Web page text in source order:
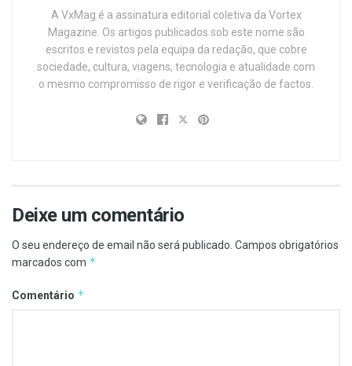
A VxMag é a assinatura editorial coletiva da Vortex
Magazine. Os artigos publicados sob este nome são
escritos e revistos pela equipa da redação, que cobre
sociedade, cultura, viagens, tecnologia e atualidade com
o mesmo compromisso de rigor e verificação de factos.
Deixe um comentário
O seu endereço de email não será publicado. Campos obrigatórios
marcados com *
Comentário *